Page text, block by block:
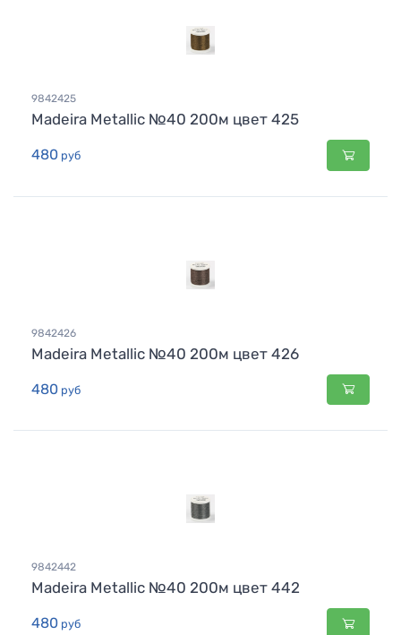
9842425
Madeira Metallic №40 200м цвет 425
480 руб
9842426
Madeira Metallic №40 200м цвет 426
480 руб
9842442
Madeira Metallic №40 200м цвет 442
480 руб